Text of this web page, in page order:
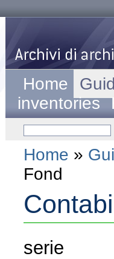
Home
inventories
Home »
Fond
serie